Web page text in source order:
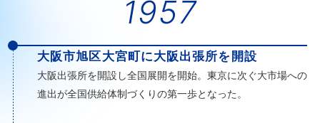
1957
大阪市旭区大宮町に大阪出張所を開設
大阪出張所を開設し全国展開を開始。東京に次ぐ大市場への
進出が全国供給体制づくりの第一歩となった。